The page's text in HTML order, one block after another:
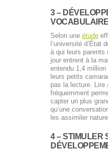
3 –
VOCABULAIRE
Selon une étude
l’université d’État
à qui leurs parents
jour entrent à la
entendu 1,4
leurs petits
pas la lecture. Lire
fréquemment
capter un plus
qu’une
les assimiler
4 – STIMULER